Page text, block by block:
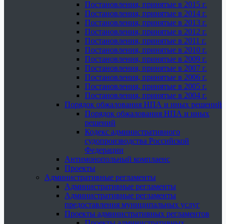
Постановления, принятые в 2015 г.
Постановления, принятые в 2014 г.
Постановления, принятые в 2013 г.
Постановления, принятые в 2012 г.
Постановления, принятые в 2011 г.
Постановления, принятые в 2010 г.
Постановления, принятые в 2009 г.
Постановления, принятые в 2007 г.
Постановления, принятые в 2006 г.
Постановления, принятые в 2005 г.
Постановления, принятые в 2004 г.
Порядок обжалования НПА и иных решений
Порядок обжалования НПА и иных
решений
Кодекс административного
судопроизводства Российской
Федерации
Антимонопольный комплаенс
Проекты
Административные регламенты
Административные регламенты
Административные регламенты
предоставления муниципальных услуг
Проекты административных регламентов